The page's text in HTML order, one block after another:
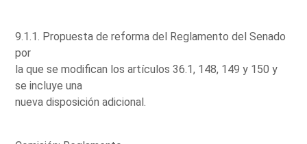
9.1.1. Propuesta de reforma del Reglamento del Senado
por
la que se modifican los artículos 36.1, 148, 149 y 150 y
se incluye una
nueva disposición adicional.